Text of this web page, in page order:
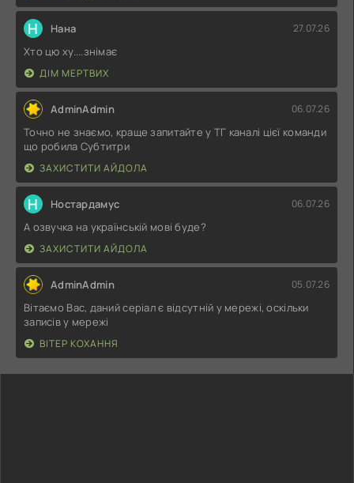
Н Нана 27.07.26
Хто цю ху....знімає
ДІМ МЕРТВИХ
AdminAdmin 06.07.26
Точно не знаємо, краще запитайте у ТГ каналі цієї команди
що робила Субтитри
ЗАХИСТИТИ АЙДОЛА
Н Ностардамус 06.07.26
А озвучка на українській мові буде?
ЗАХИСТИТИ АЙДОЛА
AdminAdmin 05.07.26
Вітаємо Вас, даний серіал є відсутній у мережі, оскільки
записів у мережі
ВІТЕР КОХАННЯ